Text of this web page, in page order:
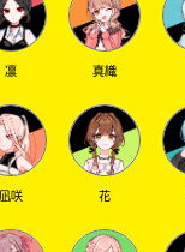
凛 真織
凪咲 花